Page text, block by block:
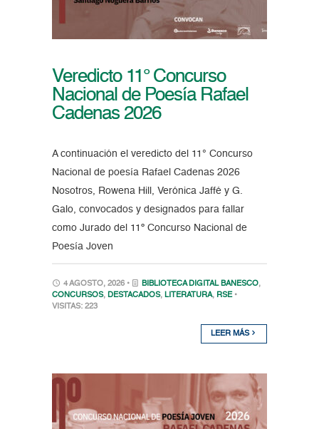
Veredicto 11° Concurso
Nacional de Poesía Rafael
Cadenas 2026
A continuación el veredicto del 11° Concurso
Nacional de poesía Rafael Cadenas 2026
Nosotros, Rowena Hill, Verónica Jaffé y G.
Galo, convocados y designados para fallar
como Jurado del 11º Concurso Nacional de
Poesía Joven
4 AGOSTO, 2026 • BIBLIOTECA DIGITAL BANESCO,
CONCURSOS, DESTACADOS, LITERATURA, RSE •
VISITAS: 223
LEER MÁS